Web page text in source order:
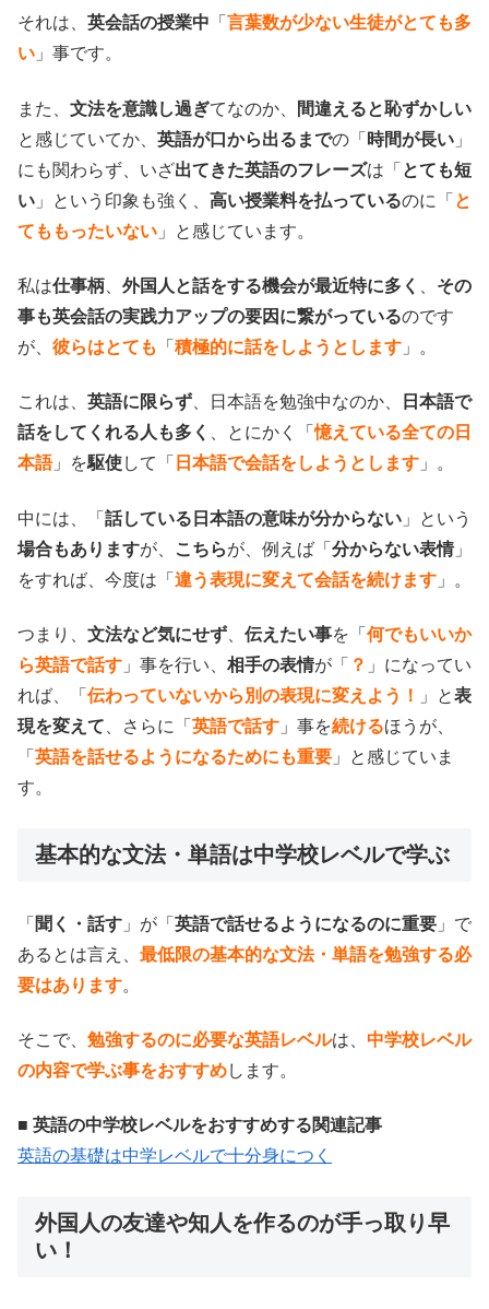
それは、 英会話の授業中 「 言葉数が少ない生徒がとても多
い 」事です。
また、 文法を意識し過ぎてなのか、
間違えると恥ずかしい
と感じていてか、 英語が口から出るまでの「 時間が長い 」
にも関わらず、いざ出てきた英語のフレーズは「 とても短
い 」という印象も強く、 高い授業料を払っているのに「 と
てももったいない 」と感じています。
私は仕事柄 外国人と話をする機会が最近特に多く
その
事も英会話の実践力アップの要因に繋がっているのです
が、 彼らはとても 「 積極的に話をしようとします 」。
これは、 英語に限らず 、日本語を勉強中なのか、
日本語で
話をしてくれる人も多く
、とにかく「憶えている全ての日
本語」を駆使して「 日本語で会話をしようとします 」。
中には、「 話している日本語の意味が分からない 」という
場合もありますが、 こちらが、例えば「 分からない表情」
をすれば、今度は「 違う表現に変えて会話を続けます 」。
つまり、 文法など気にせず 伝えたい事を「 何でもいいか
ら英語で話す 」事を行い、 相手の表情が「 ？ 」になってい
れば、「 伝わっていないから別の表現に変えよう！ 」と表
現を変えて 、さらに「 英語で話す 」事を続けるほうが、
「 英語を話せるようになるためにも重要 」と感じていま
す。
基本的な文法・単語は中学校レベルで学ぶ
「 聞く・話す 」が「 英語で話せるようになるのに重要 」で
あるとは言え、 最低限の基本的な文法・単語を勉強する必
要はあります。
そこで、 勉強するのに必要な英語レベルは、 中学校レベル
の内容で学ぶ事をおすすめします。
■ 英語の中学校レベルをおすすめする関連記事
英語の基礎は中学レベルで十分身につく
外国人の友達や知人を作るのが手っ取り早
い！